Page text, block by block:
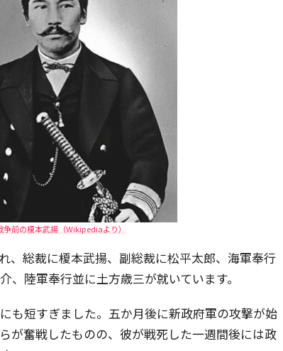
争前の榎本武揚（Wikipediaより）
、総裁に榎本武揚、副総裁に松平太郎、海軍奉行
、陸軍奉行並に土方歳三が就いています。
も短すぎました。五か月後に新政府軍の攻撃が始
が奮戦したものの、彼が戦死した一週間後には政